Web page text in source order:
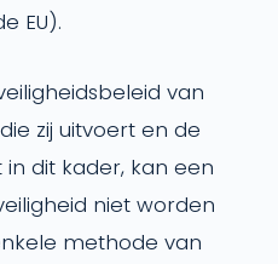
EU).
van
zij uitvoert en de
dit kader, kan een
niet worden
methode van